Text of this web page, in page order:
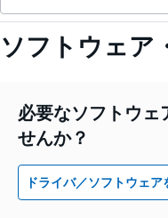
ソフトウェア
必要なソフトウェ
せんか？
ドライバ／ソフトウェア